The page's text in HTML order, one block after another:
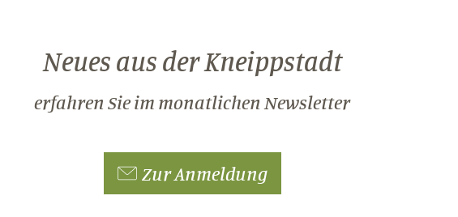
Neues aus der Kneippstadt
erfahren Sie im monatlichen Newsletter
Zur Anmeldung